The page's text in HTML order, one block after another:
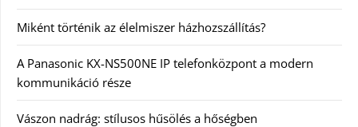
Miként történik az élelmiszer házhozszállítás?
A Panasonic KX-NS500NE IP telefonközpont a modern
kommunikáció része
Vászon nadrág: stílusos hűsölés a hőségben